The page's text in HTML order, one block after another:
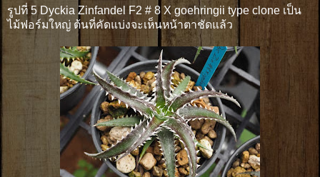
รูปที่ 5 Dyckia Zinfandel F2 # 8 X goehringii type clone เป็น
ไม้ฟอร์มใหญ่ ต้นที่คัดแบ่งจะเห็นหน้าตาชัดแล้ว